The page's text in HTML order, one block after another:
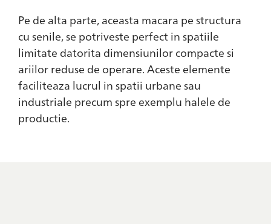
Pe de alta parte, aceasta macara pe structura
cu senile, se potriveste perfect in spatiile
limitate datorita dimensiunilor compacte si
ariilor reduse de operare. Aceste elemente
faciliteaza lucrul in spatii urbane sau
industriale precum spre exemplu halele de
productie.